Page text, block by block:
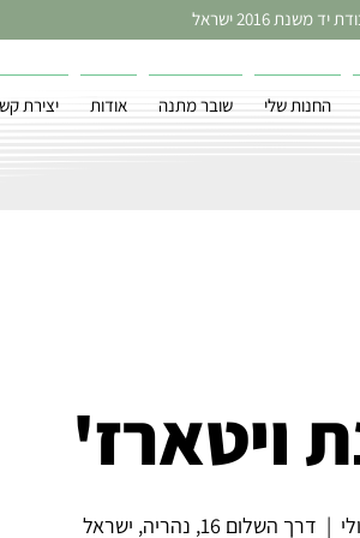
החנות שלי שובר מתנה אודות יצירת
משנת 2016 ישראל
ויטארז'
  |
דרך השלום 16, נהריה, ישראל